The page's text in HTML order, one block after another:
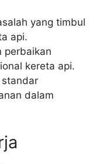
yang timbul
api.
perbaikan
kereta api.
standar
dalam